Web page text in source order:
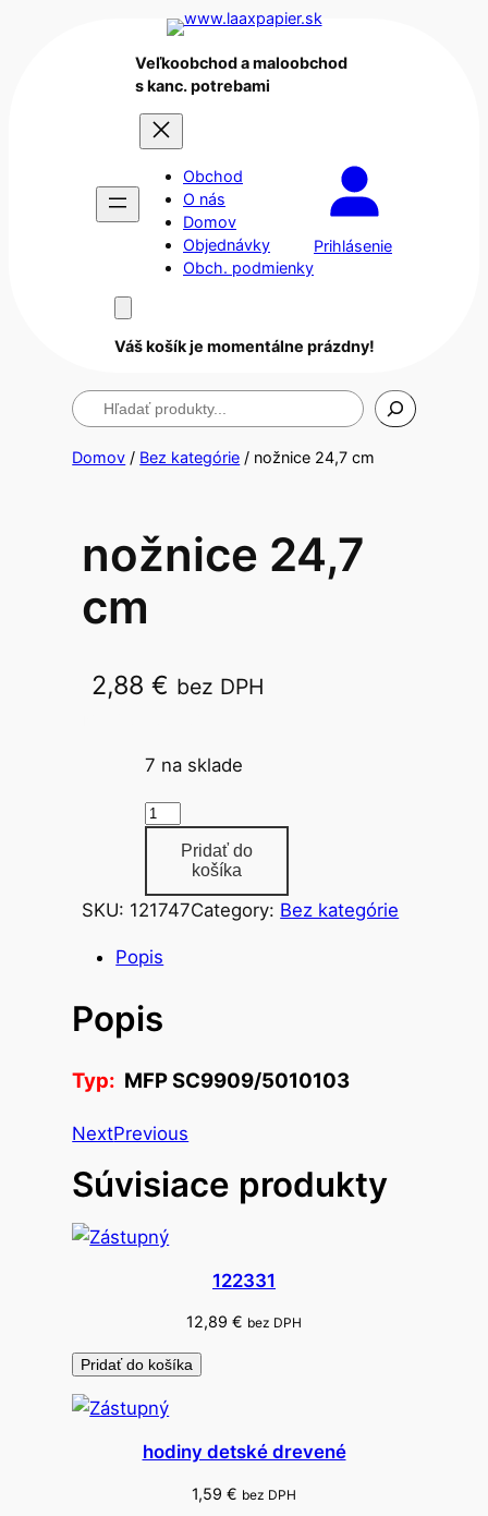
Veľkoobchod a maloobchod
s kanc. potrebami
Obchod
O nás
Domov
Objednávky
Obch. podmienky
Prihlásenie
Váš košík je momentálne prázdny!
Hľadanie
Domov / Bez kategórie / nožnice 24,7 cm
nožnice 24,7
cm
2,88€ bez DPH
7 na sklade
m
ž
t
o
n
ž
n
c
2
c
m
Pridať do
košíka
SKU: 121747Category: Bez kategórie
Popis
Popis
Typ: MFP SC9909/5010103
NextPrevious
Súvisiace produkty
122331
12,89 € bez DPH
Pridať do košíka
hodiny detské drevené
1,59 € bez DPH